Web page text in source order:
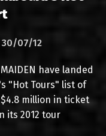
30/07/12
have landed
"Hot Tours" list of
million in ticket
its 2012 tour